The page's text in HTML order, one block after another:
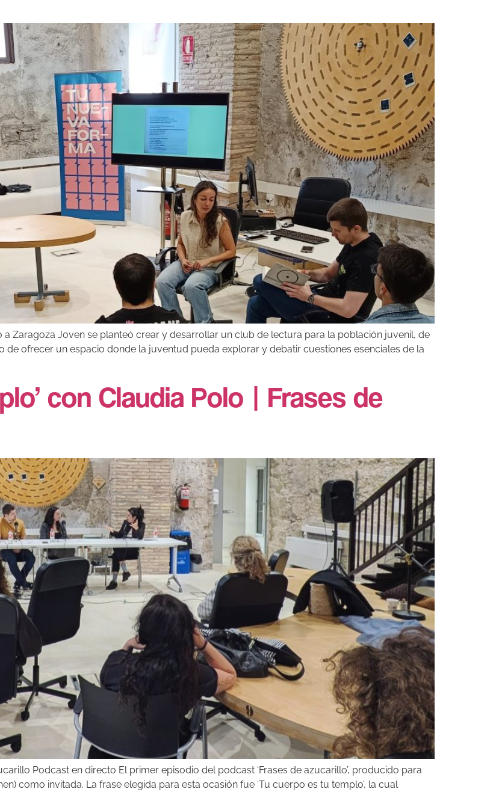
Zaragoza Joven se planteó crear y desarrollar un club de lectura para la población juvenil, de
de ofrecer un espacio donde la juventud pueda explorar y debatir cuestiones esenciales de la
con Claudia Polo | Frases de
Podcast en directo El primer episodio del podcast ‘Frases de azucarillo’, producido para
como invitada. La frase elegida para esta ocasión fue ‘Tu cuerpo es tu templo’, la cual